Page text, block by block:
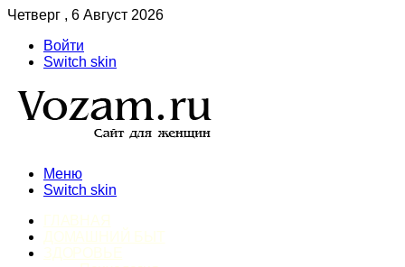
Четверг , 6 Август 2026
Войти
Switch skin
Меню
Switch skin